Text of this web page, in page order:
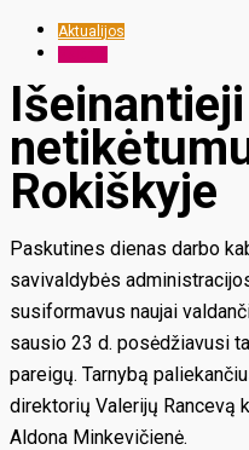
Aktualijos
Rokiškyje
Paskutines dienas darbo
savivaldybės
susiformavus naujai
sausio 23 d. posėdžiavusi
pareigų. Tarnybą
direktorių Valerijų Rancevą
Aldona Minkevičienė.